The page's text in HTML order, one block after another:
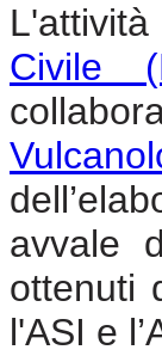
Civile
avvale
ottenuti
l'ASI e